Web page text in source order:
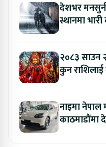
देशभर
स्थानमा
२०८३ साउन
कुन
नाइमा नेपाल
काठमाडौंमा